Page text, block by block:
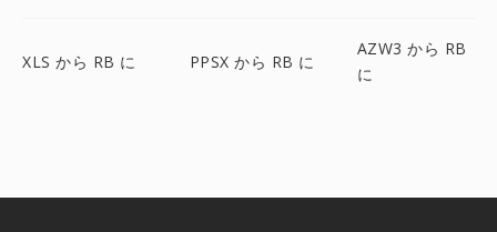
XLS から RB に PPSX から RB に
AZW3 から RB
に